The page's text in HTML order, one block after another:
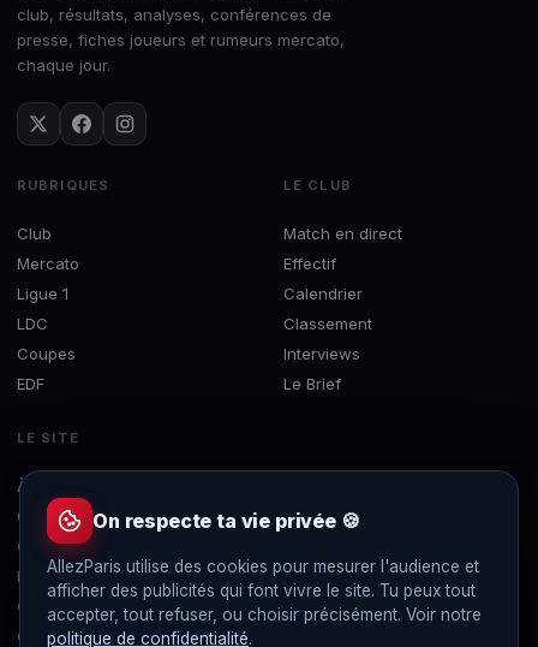
club, résultats, analyses, conférences de
presse, fiches joueurs et rumeurs mercato,
chaque jour.
RUBRIQUES
Club
Mercato
Ligue 1
LDC
Coupes
EDF
LE CLUB
Match en direct
Effectif
Calendrier
Classement
Interviews
Le Brief
LE SITE
À propos
Concours
Contact
Mentions légales
Confidentialité
Gérer les cookies
On respecte ta vie privée 🍪
AllezParis utilise des cookies pour mesurer l'audience et
afficher des publicités qui font vivre le site. Tu peux tout
accepter, tout refuser, ou choisir précisément. Voir notre
politique de confidentialité.